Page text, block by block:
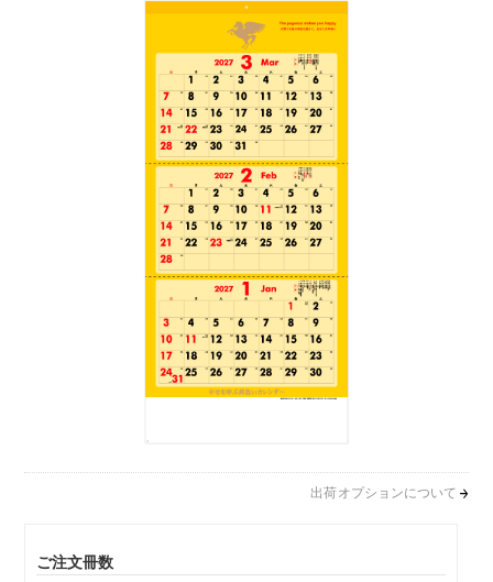
出荷オプションについて
ご注文冊数